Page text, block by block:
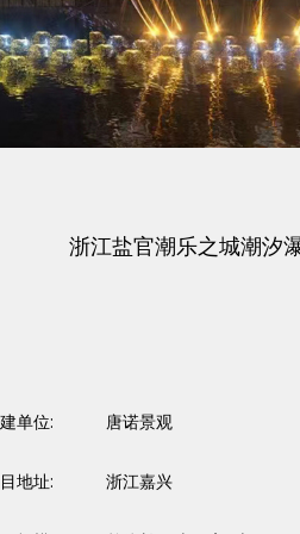
浙江盐官潮乐之城潮汐
单位: 唐诺景观
地址: 浙江嘉兴